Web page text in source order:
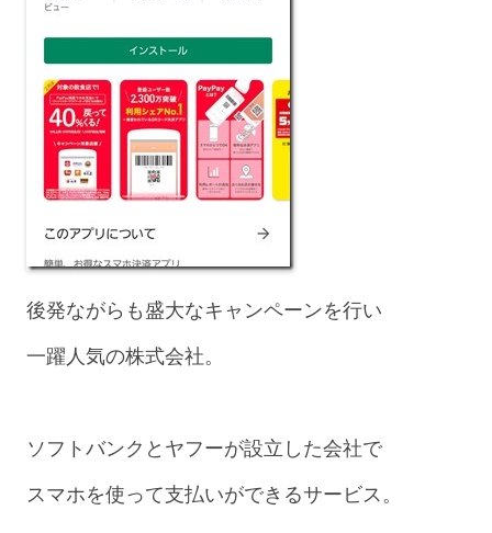
後発ながらも盛大なキャンペーンを行い
一躍人気の株式会社。
ソフトバンクとヤフーが設立した会社で
スマホを使って支払いができるサービス。